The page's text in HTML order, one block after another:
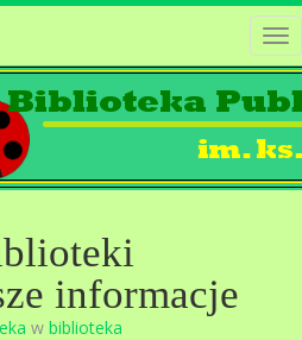
informacje
w biblioteka